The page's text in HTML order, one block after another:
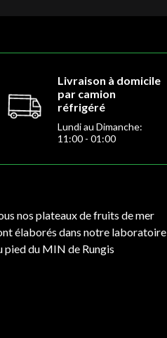
Livraison à domicile
par camion
réfrigéré
Lundi au Dimanche:
11:00 - 01:00
nos plateaux de fruits de mer
élaborés dans notre laboratoire
pied du MIN de Rungis